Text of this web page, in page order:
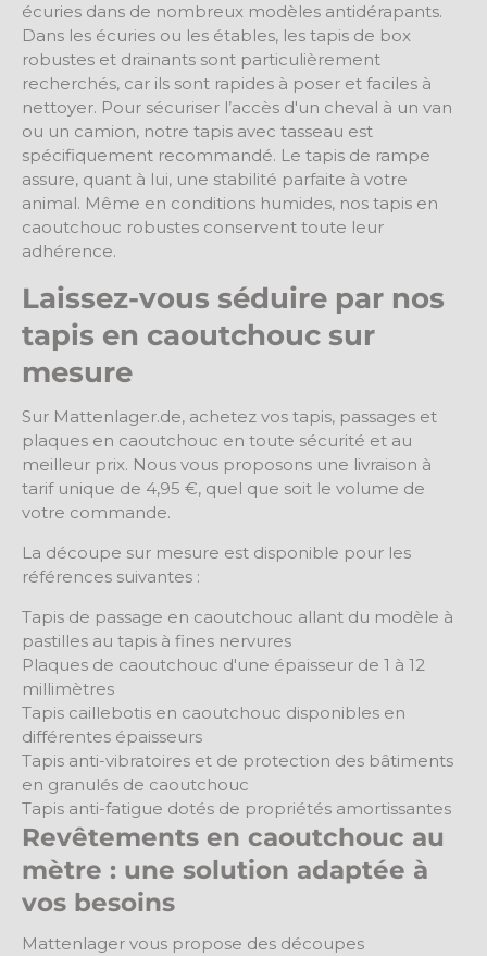
écuries dans de nombreux modèles antidérapants.
Dans les écuries ou les étables, les tapis de box
robustes et drainants sont particulièrement
recherchés, car ils sont rapides à poser et faciles à
nettoyer. Pour sécuriser l’accès d'un cheval à un van
ou un camion, notre tapis avec tasseau est
spécifiquement recommandé. Le tapis de rampe
assure, quant à lui, une stabilité parfaite à votre
animal. Même en conditions humides, nos tapis en
caoutchouc robustes conservent toute leur
adhérence.
Laissez-vous séduire par nos
tapis en caoutchouc sur
mesure
Sur Mattenlager.de, achetez vos tapis, passages et
plaques en caoutchouc en toute sécurité et au
meilleur prix. Nous vous proposons une livraison à
tarif unique de 4,95 €, quel que soit le volume de
votre commande.
La découpe sur mesure est disponible pour les
références suivantes :
Tapis de passage en caoutchouc allant du modèle à
pastilles au tapis à fines nervures
Plaques de caoutchouc d'une épaisseur de 1 à 12
millimètres
Tapis caillebotis en caoutchouc disponibles en
différentes épaisseurs
Tapis anti-vibratoires et de protection des bâtiments
en granulés de caoutchouc
Tapis anti-fatigue dotés de propriétés amortissantes
Revêtements en caoutchouc au
mètre : une solution adaptée à
vos besoins
Mattenlager vous propose des découpes